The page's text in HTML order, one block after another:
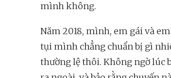
mình không.
Năm 2018, mình, em gái và
tụi mình chẳng chuẩn bị gì
thường lệ thôi. Không ngờ lúc